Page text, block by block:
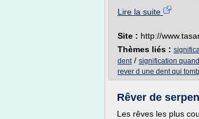
Lire la suite
Site : http://
Thèmes liés :
dent/ signification
rever d une dent qui
Rêver de
Les rêves les plus